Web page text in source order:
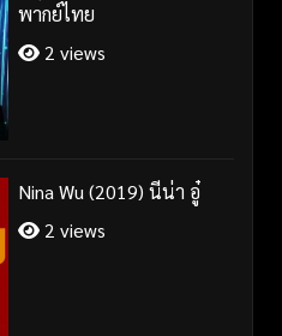
พากย์ไทย
2 views
Nina Wu (2019) นีน่า อู๋
2 views